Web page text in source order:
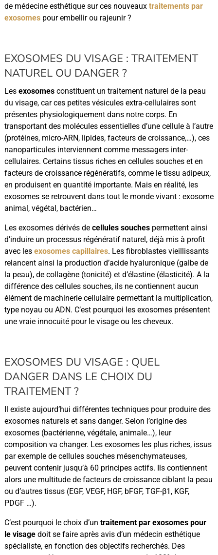
de médecine esthétique sur ces nouveaux traitements par
exosomespour embellir ou rajeunir ?
EXOSOMES DU VISAGE : TRAITEMENT
NATUREL OU DANGER ?
Les exosomesconstituent un traitement naturel de la peau
du visage, car ces petites vésicules extra-cellulaires sont
présentes physiologiquement dans notre corps. En
transportant des molécules essentielles d’une cellule à l’autre
(protéines, micro-ARN, lipides, facteurs de croissance,…), ces
nanoparticules interviennent comme messagers inter-
cellulaires. Certains tissus riches en cellules souches et en
facteurs de croissance régénératifs, comme le tissu adipeux,
en produisent en quantité importante. Mais en réalité, les
exosomes se retrouvent dans tout le monde vivant : exosome
animal, végétal, bactérien…
Les exosomes dérivés de cellules souchespermettent ainsi
d’induire un processus régénératif naturel, déjà mis à profit
avec les exosomes capillaires. Les fibroblastes vieillissants
relancent ainsi la production d’acide hyaluronique (galbe de
la peau), de collagène (tonicité) et d’élastine (élasticité). A la
différence des cellules souches, ils ne contiennent aucun
élément de machinerie cellulaire permettant la multiplication,
type noyau ou ADN. C’est pourquoi les exosomes présentent
une vraie innocuité pour le visage ou les cheveux.
EXOSOMES DU VISAGE : QUEL
DANGER DANS LE CHOIX DU
TRAITEMENT ?
Il existe aujourd’hui différentes techniques pour produire des
exosomes naturels et sans danger. Selon l’origine des
exosomes (bactérienne, végétale, animale…), leur
composition va changer. Les exosomes les plus riches, issus
par exemple de cellules souches mésenchymateuses,
peuvent contenir jusqu’à 60 principes actifs. Ils contiennent
alors une multitude de facteurs de croissance ciblant la peau
ou d’autres tissus (EGF, VEGF, HGF, bFGF, TGF-β1, KGF,
PDGF …).
C’est pourquoi le choix d’un traitement par exosomes pour
le visagedoit se faire après avis d’un médecin esthétique
spécialiste, en fonction des objectifs recherchés. Des